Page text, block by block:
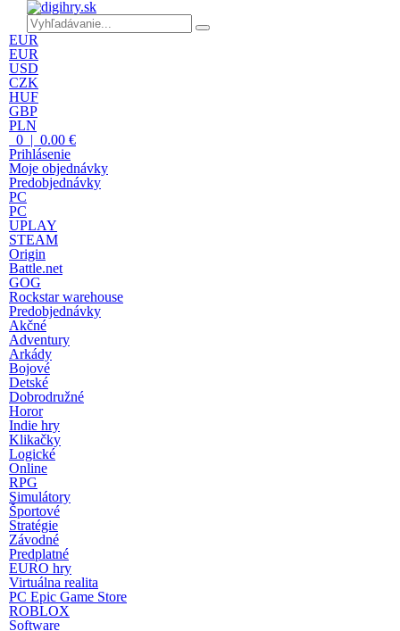
EUR
EUR
USD
CZK
HUF
GBP
PLN
0 | 0.00 €
Prihlásenie
Moje objednávky
Predobjednávky
PC
PC
UPLAY
STEAM
Origin
Battle.net
GOG
Rockstar warehouse
Predobjednávky
Akčné
Adventury
Arkády
Bojové
Detské
Dobrodružné
Horor
Indie hry
Klikačky
Logické
Online
RPG
Simulátory
Športové
Stratégie
Závodné
Predplatné
EURO hry
Virtuálna realita
PC Epic Game Store
ROBLOX
Software